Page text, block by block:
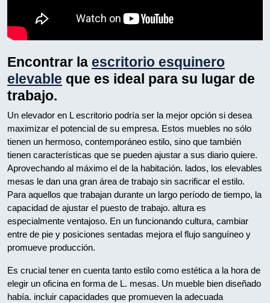
Encontrar la escritorio esquinero
elevable que es ideal para su lugar de
trabajo.
Un elevador en L escritorio podría ser la mejor opción si desea
maximizar el potencial de su empresa. Estos muebles no sólo
tienen un hermoso, contemporáneo estilo, sino que también
tienen características que se pueden ajustar a sus diario quiere.
Aprovechando al máximo el de la habitación. lados, los elevables
mesas le dan una gran área de trabajo sin sacrificar el estilo.
Para aquellos que trabajan durante un largo período de tiempo, la
capacidad de ajustar el puesto de trabajo. altura es
especialmente ventajoso. En un funcionando cultura, cambiar
entre de pie y posiciones sentadas mejora el flujo sanguíneo y
promueve producción.
Es crucial tener en cuenta tanto estilo como estética a la hora de
elegir un oficina en forma de L. mesas. Un mueble bien diseñado
había. incluir capacidades que promueven la adecuada